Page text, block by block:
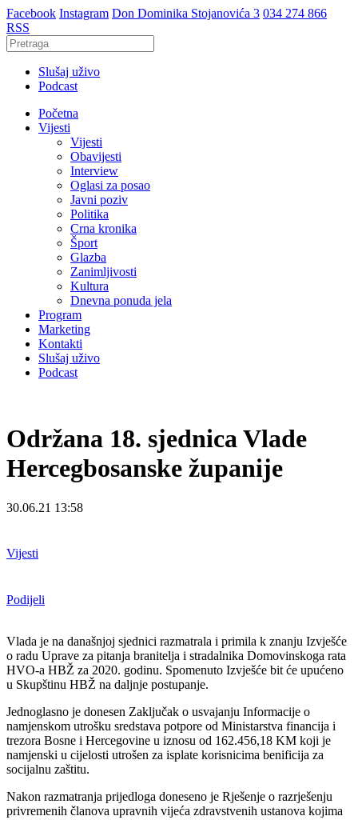
Facebook Instagram Don Dominika Stojanovića 3 034 274 866
RSS
Slušaj uživo
Podcast
Početna
Vijesti
Vijesti
Obavijesti
Interview
Oglasi za posao
Javni poziv
Politika
Crna kronika
Šport
Glazba
Zanimljivosti
Kultura
Dnevna ponuda jela
Program
Marketing
Kontakti
Slušaj uživo
Podcast
Održana 18. sjednica Vlade
Hercegbosanske županije
30.06.21 13:58
Vijesti
Podijeli
Vlada je na današnjoj sjednici razmatrala i primila k znanju Izvješće
o radu Uprave za pitanja branitelja i stradalnika Domovinskoga rata
HVO-a HBŽ za 2020. godinu. Spomenuto Izvješće bit će upućeno
u Skupštinu HBŽ na daljnje postupanje.
Jednoglasno je donesen Zaključak o usvajanju Informacije o
namjenskom utrošku sredstava potpore od Ministarstva financija i
trezora Bosne i Hercegovine u iznosu od 162.456,18 KM koji je
namjenski u cijelosti utrošen za isplate korisnicima benificija za
socijalnu zaštitu.
Nakon razmatranja prijedloga doneseno je Rješenje o razrješenju
privremenih članova upravnih vijeća zdravstvenih ustanova kojima